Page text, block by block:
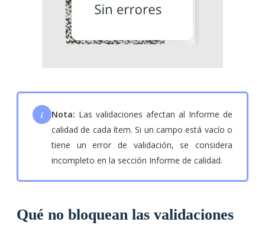
i Nota: Las validaciones afectan al Informe de
calidad de cada ítem. Si un campo está vacío o
tiene un error de validación, se considera
incompleto en la sección Informe de calidad.
Qué no bloquean las validaciones